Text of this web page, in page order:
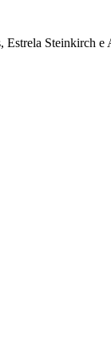
Steinkirch